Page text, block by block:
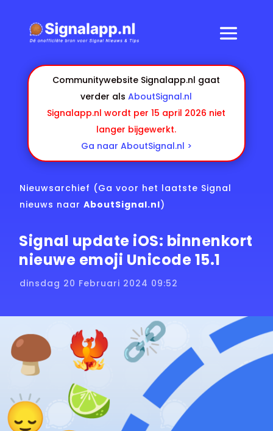
Communitywebsite Signalapp.nl gaat
verder alsAboutSignal.nl
Signalapp.nl wordt per 15 april 2026 niet
langer bijgewerkt.
Ga naar AboutSignal.nl >
Nieuwsarchief (Ga voor het laatste Signal
nieuws naarAboutSignal.nl)
Signal update iOS: binnenkort
nieuwe emoji Unicode 15.1
dinsdag 20 Februari 2024 09:52